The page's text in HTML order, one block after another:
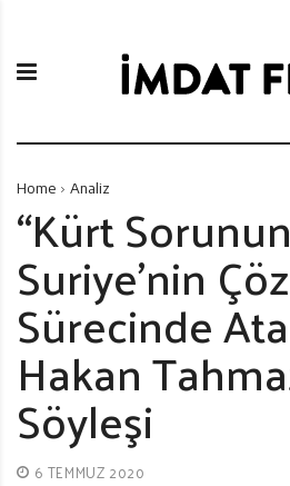
Home Analiz
“Kürt
Suriye’nin
Sürecinde
Hakan
Söyleşi
6 TEMMUZ 2020